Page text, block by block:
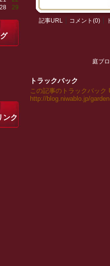
記事URL コメント(0)
庭ブ
トラックバック
この記事のトラックバック
http://blog.niwablo.jp/
28
29
ンク